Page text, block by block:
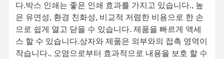
다.박스 인쇄는 좋은 인쇄 효과를 가지고 있습니다., 높
은 유연성, 환경 친화성, 비교적 저렴한 비용으로 한 손
으로 쉽게 열고 닫을 수 있습니다. 제품을 빠르게 액세
스 할 수 있습니다.상자와 제품은 외부와의 접촉 영역이
작습니다., 오염으로부터 효과적으로 내용을 보호 할 수